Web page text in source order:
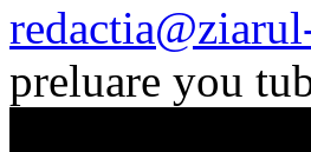
preluare you